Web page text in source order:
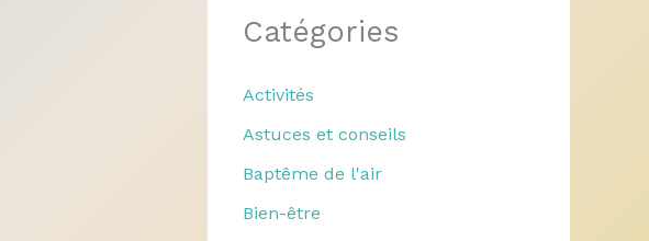
Catégories
Activités
Astuces et conseils
Baptême de l'air
Bien-être